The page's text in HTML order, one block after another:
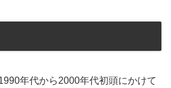
年代から2000年代初頭にかけて